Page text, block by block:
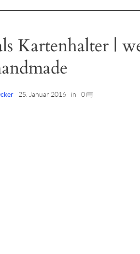
Kartenhalter |
25. Januar 2016 in 0